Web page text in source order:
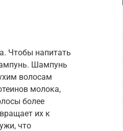
Чтобы напитать
Шампунь
волосам
молока,
более
их к
что